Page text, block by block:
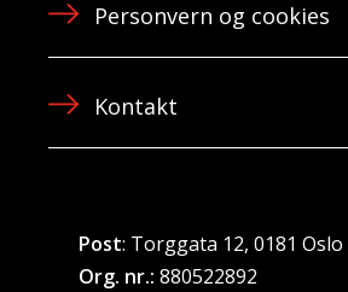
Personvern og cookies
Kontakt
Post: Torggata 12, 0181 Oslo
Org. nr.: 880522892